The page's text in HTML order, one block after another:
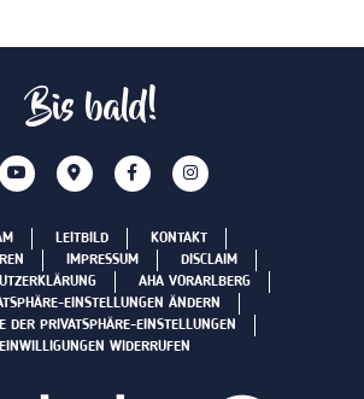
Bis bald!
LEITBILD
KONTAKT
IMPRESSUM
DISCLAIM
AHA VORARLBERG
EINSTELLUNGEN ÄNDERN
DER PRIVATSPHÄRE-EINSTELLUNGEN
EINWILLIGUNGEN WIDERRUFEN